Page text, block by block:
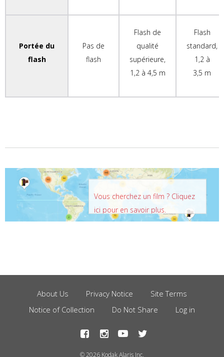
Portée du
flash
Pas de
flash
Flash de
qualité
supérieure,
1,2 à 4,5 m
Flash
standard,
1,2 à
3,5 m
Vous cherchez un film ? Cliquez
ici pour en savoir plus.
Footer
Menu
About Us Privacy Notice
Site Terms
Notice of Collection
Do Not Share Log in
© 2026 Kodak Alaris Inc.